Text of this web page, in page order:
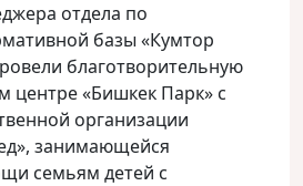
отдела по
базы «Кумтор
благотворительную
центре «Бишкек Парк» с
организации
занимающейся
семьям детей с